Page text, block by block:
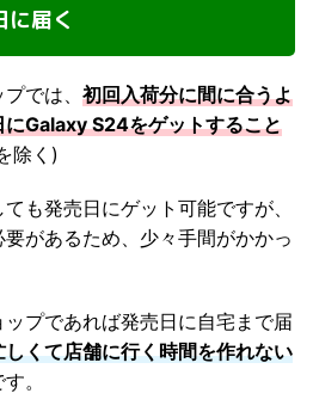
届く
では、 初回入荷分に間に合うよ
Galaxy S24をゲットすること
除く)
も発売日にゲット可能ですが、
があるため、少々手間がかかっ
プであれば発売日に自宅まで届
しくて店舗に行く時間を作れない
。